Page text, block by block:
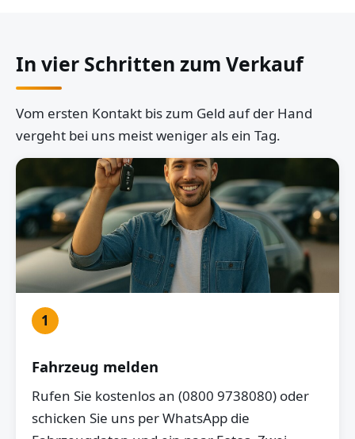
In vier Schritten zum Verkauf
Vom ersten Kontakt bis zum Geld auf der Hand
vergeht bei uns meist weniger als ein Tag.
1
Fahrzeug melden
Rufen Sie kostenlos an (0800 9738080) oder
schicken Sie uns per WhatsApp die